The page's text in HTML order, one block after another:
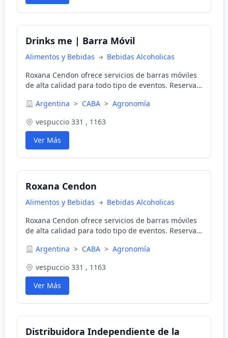
Drinks me | Barra Móvil
Alimentos y Bebidas
Bebidas Alcoholicas
Roxana Cendon ofrece servicios de barras móviles
de alta calidad para todo tipo de eventos. Reserva
móviles exclusivas.
Argentina > CABA > Agronomía
vespuccio 331 , 1163
Ver Más
Roxana Cendon
Alimentos y Bebidas
Bebidas Alcoholicas
Roxana Cendon ofrece servicios de barras móviles
de alta calidad para todo tipo de eventos. Reserva
móviles exclusivas.
Argentina > CABA > Agronomía
vespuccio 331 , 1163
Ver Más
Distribuidora Independiente de la